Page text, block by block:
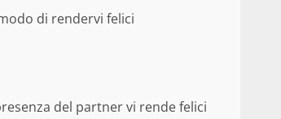
di rendervi felici
del partner vi rende felici